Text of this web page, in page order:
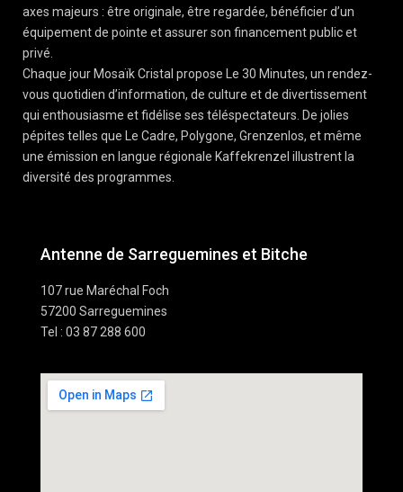
axes majeurs : être originale, être regardée, bénéficier d’un
équipement de pointe et assurer son financement public et
privé.
Chaque jour Mosaïk Cristal propose Le 30 Minutes, un rendez-
vous quotidien d’information, de culture et de divertissement
qui enthousiasme et fidélise ses téléspectateurs. De jolies
pépites telles que Le Cadre, Polygone, Grenzenlos, et même
une émission en langue régionale Kaffekrenzel illustrent la
diversité des programmes.
Antenne de Sarreguemines et Bitche
107 rue Maréchal Foch
57200 Sarreguemines
Tel : 03 87 288 600